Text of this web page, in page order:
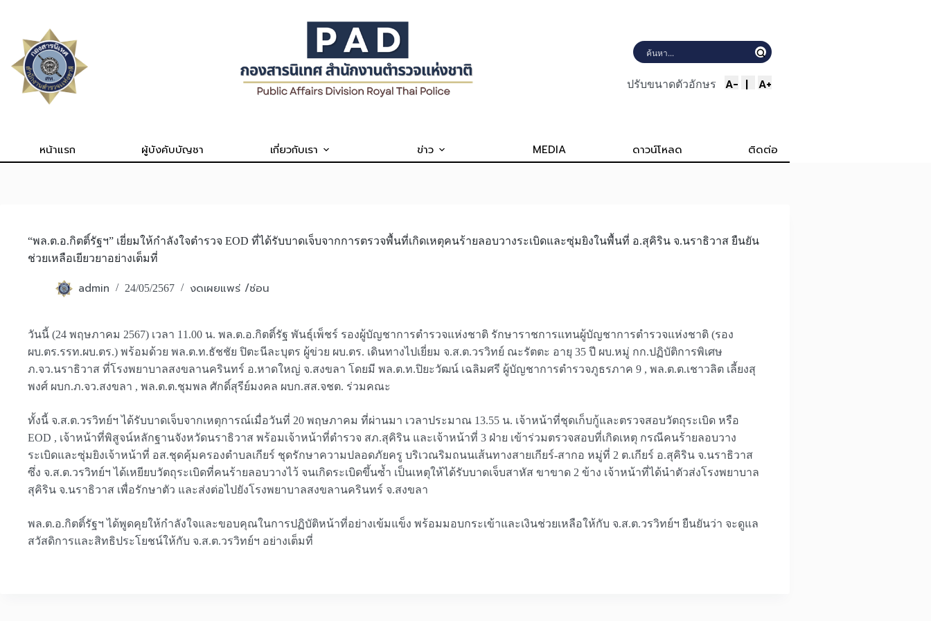
content
ปรับขนาดตัวอักษร A- | A+
หน้าแรก ผู้บังคับบัญชา เกี่ยวกับเรา ข่าว MEDIA ดาวน์โหลด ติดต่อ
“พล.ต.อ.กิตติ์รัฐฯ” เยี่ยมให้กำลังใจตำรวจ EOD ที่ได้รับบาดเจ็บจากการตรวจพื้นที่เกิดเหตุคนร้ายลอบวางระเบิดและซุ่มยิงในพื้นที่ อ.สุคิริน จ.นราธิวาส ยืนยัน
ช่วยเหลือเยียวยาอย่างเต็มที่
admin 24/05/2567 งดเผยแพร่ /ซ่อน
วันนี้ (24 พฤษภาคม 2567) เวลา 11.00 น. พล.ต.อ.กิตติ์รัฐ พันธุ์เพ็ชร์ รองผู้บัญชาการตำรวจแห่งชาติ รักษาราชการแทนผู้บัญชาการตำรวจแห่งชาติ (รอง
ผบ.ตร.รรท.ผบ.ตร.) พร้อมด้วย พล.ต.ท.ธัชชัย ปิตะนีละบุตร ผู้ข่วย ผบ.ตร. เดินทางไปเยี่ยม จ.ส.ต.วรวิทย์ ณะรัตตะ อายุ 35 ปี ผบ.หมู่ กก.ปฏิบัติการพิเศษ
ภ.จว.นราธิวาส ที่โรงพยาบาลสงขลานครินทร์ อ.หาดใหญ่ จ.สงขลา โดยมี พล.ต.ท.ปิยะวัฒน์ เฉลิมศรี ผู้บัญชาการตำรวจภูธรภาค 9 , พล.ต.ต.เชาวลิต เลี้ยงสุ
พงศ์ ผบก.ภ.จว.สงขลา , พล.ต.ต.ชุมพล ศักดิ์สุรีย์มงคล ผบก.สส.จชต. ร่วมคณะ
ทั้งนี้ จ.ส.ต.วรวิทย์ฯ ได้รับบาดเจ็บจากเหตุการณ์เมื่อวันที่ 20 พฤษภาคม ที่ผ่านมา เวลาประมาณ 13.55 น. เจ้าหน้าที่ชุดเก็บกู้และตรวจสอบวัตถุระเบิด หรือ
EOD , เจ้าหน้าที่พิสูจน์หลักฐานจังหวัดนราธิวาส พร้อมเจ้าหน้าที่ตำรวจ สภ.สุคิริน และเจ้าหน้าที่ 3 ฝ่าย เข้าร่วมตรวจสอบที่เกิดเหตุ กรณีคนร้ายลอบวาง
ระเบิดและซุ่มยิงเจ้าหน้าที่ อส.ชุดคุ้มครองตำบลเกียร์ ชุดรักษาความปลอดภัยครู บริเวณริมถนนเส้นทางสายเกียร์-สากอ หมู่ที่ 2 ต.เกียร์ อ.สุคิริน จ.นราธิวาส
ซึ่ง จ.ส.ต.วรวิทย์ฯ ได้เหยียบวัตถุระเบิดที่คนร้ายลอบวางไว้ จนเกิดระเบิดขึ้นซ้ำ เป็นเหตุให้ได้รับบาดเจ็บสาหัส ขาขาด 2 ข้าง เจ้าหน้าที่ได้นำตัวส่งโรงพยาบาล
สุคิริน จ.นราธิวาส เพื่อรักษาตัว และส่งต่อไปยังโรงพยาบาลสงขลานครินทร์ จ.สงขลา
พล.ต.อ.กิตติ์รัฐฯ ได้พูดคุยให้กำลังใจและขอบคุณในการปฏิบัติหน้าที่อย่างเข้มแข็ง พร้อมมอบกระเข้าและเงินช่วยเหลือให้กับ จ.ส.ต.วรวิทย์ฯ ยืนยันว่า จะดูแล
สวัสดิการและสิทธิประโยชน์ให้กับ จ.ส.ต.วรวิทย์ฯ อย่างเต็มที่